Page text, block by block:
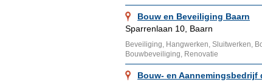
Bouw en Beveiliging Baarn
Sparrenlaan 10, Baarn
Beveiliging, Hangwerken, Sluitwerken,
Bouwbeveiliging, Renovatie
Bouw- en Aannemingsbedrijf